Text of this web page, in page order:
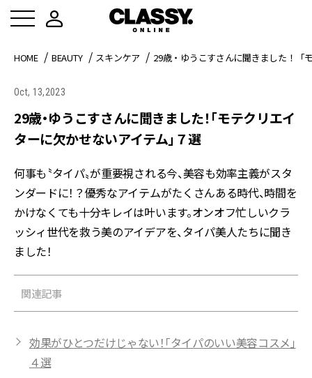
HOME BEAUTY スキンケア 29歳・ゆうこすさんに聞きました！「
Oct, 13,2023
29歳・ゆうこすさんに聞きました！「モテクリエイ
ターに欠かせないアイテム」７選
何事も〝タイパ〟が重要視される今、美容も効率主義がスタ
ンダードに！？優秀なアイテムがたくさんある時代、時間を
かけなくても十分キレイは叶います。オンオフ忙しいクラ
ッシィ世代を救う美のアイデアを、タイパ美人たちに聞き
ました！
関連記事
効果がひとつだけじゃない！「タイパのいい美容コスメ」
４選